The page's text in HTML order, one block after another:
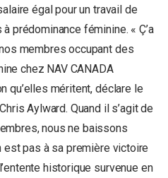
égal pour un travail de
prédominance féminine. « Ç’a
membres occupant des
chez NAV CANADA
qu’elles méritent, déclare le
Aylward. Quand il s’agit de
nous ne baissons
est pas à sa première victoire
historique survenue en